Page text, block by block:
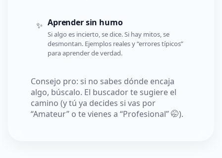
✨ Aprender sin humo
Si algo es incierto, se dice. Si hay mitos, se
desmontan. Ejemplos reales y “errores típicos”
para aprender de verdad.
Consejo pro: si no sabes dónde encaja
algo, búscalo. El buscador te sugiere el
camino (y tú ya decides si vas por
“Amateur” o te vienes a “Profesional” 🤭).